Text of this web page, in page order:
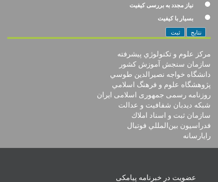
نیاز مجدد به بررسی کیفیت
بسیار با کیفیت
ثبت
مرکز علوم و تکنولوژي پيشرفته
سازمان سنجش آموزش كشور
دانشگاه خواجه نصيرالدين طوسي
پژوهشگاه علوم و فرهنگ اسلامي
روزنامه رسمی جمهوری اسلامی ایران
شبکه دیدبان شفافیت و عدالت
سازمان ثبت و اسناد املاك
فدراسيون بين‌المللي فوتبال
رایارسانه
عضویت در خبرنامه پیامکی